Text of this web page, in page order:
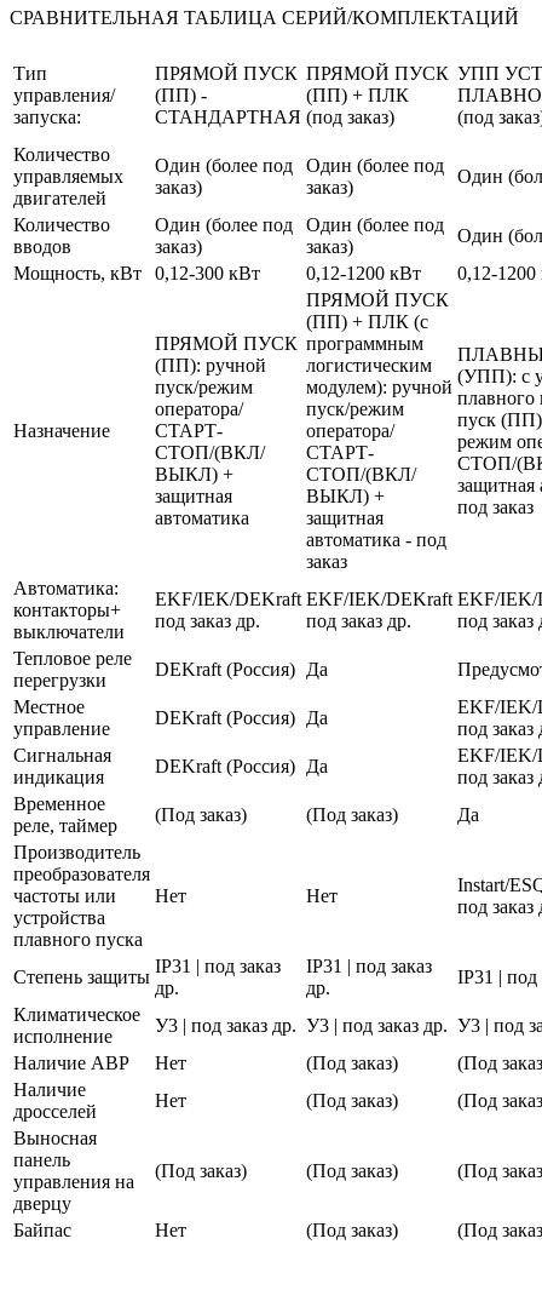
СРАВНИТЕЛЬНАЯ ТАБЛИЦА СЕРИЙ/КОМПЛЕКТАЦИЙ
Тип
управления/
запуска:
ПРЯМОЙ ПУСК
(ПП) -
СТАНДАРТНАЯ
ПРЯМОЙ ПУСК
(ПП) + ПЛК
(под заказ)
УПП
(под
Количество
управляемых
двигателей
Один (более под
заказ)
Один (более под
заказ)
Один
Количество
вводов
Один (более под
заказ)
Один (более под
заказ)
Один
Мощность, кВт
0,12-300 кВт 0,12-1200 кВт 0,12-1200
Назначение
ПРЯМОЙ ПУСК
(ПП): ручной
пуск/режим
оператора/
СТАРТ-
СТОП/(ВКЛ/
ВЫКЛ) +
защитная
автоматика
ПРЯМОЙ ПУСК
(ПП) + ПЛК (с
программным
логистическим
модулем): ручной
пуск/режим
оператора/
СТАРТ-
СТОП/(ВКЛ/
ВЫКЛ) +
защитная
автоматика - под
заказ
(УПП): с
плавного
пуск
режим
СТОП/
защитная
под заказ
Автоматика:
контакторы+
выключатели
EKF/IEK/DEKraft
под заказ др.
EKF/IEK/DEKraft
под заказ др.
EKF/IEK/
под заказ
Тепловое реле
перегрузки
DEKraft (Россия) Да
Местное
управление
DEKraft (Россия) Да
EKF/IEK/
под заказ
Сигнальная
индикация
DEKraft (Россия) Да
EKF/IEK/
под заказ
Временное
реле, таймер
(Под заказ) (Под заказ)
Да
Производитель
преобразователя
частоты или
устройства
плавного пуска
Нет Нет
Instart/
под заказ
Степень защиты
IP31 | под заказ
др.
IP31 | под заказ
др.
IP31 | под
Климатическое
исполнение
У3 | под заказ др. У3 | под заказ др. У3 | под
Наличие АВР
Нет (Под заказ)
(Под
Наличие
дросселей
Нет (Под заказ)
(Под
Выносная
панель
управления на
дверцу
(Под заказ) (Под заказ) (Под
Байпас Нет (Под заказ) (Под